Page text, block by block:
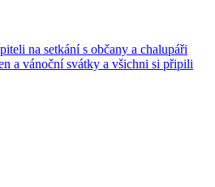
na setkání s občany a chalupáři
a vánoční svátky a všichni si připili